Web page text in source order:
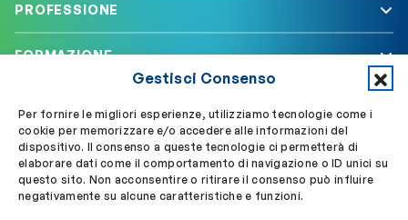
Gestisci Consenso
Per fornire le migliori esperienze, utilizziamo tecnologie come i
cookie per memorizzare e/o accedere alle informazioni del
dispositivo. Il consenso a queste tecnologie ci permetterà di
elaborare dati come il comportamento di navigazione o ID unici su
questo sito. Non acconsentire o ritirare il consenso può influire
negativamente su alcune caratteristiche e funzioni.
PROFESSIONE
FORMAZIONE
Segui OBLA su Accedi a My OBLA